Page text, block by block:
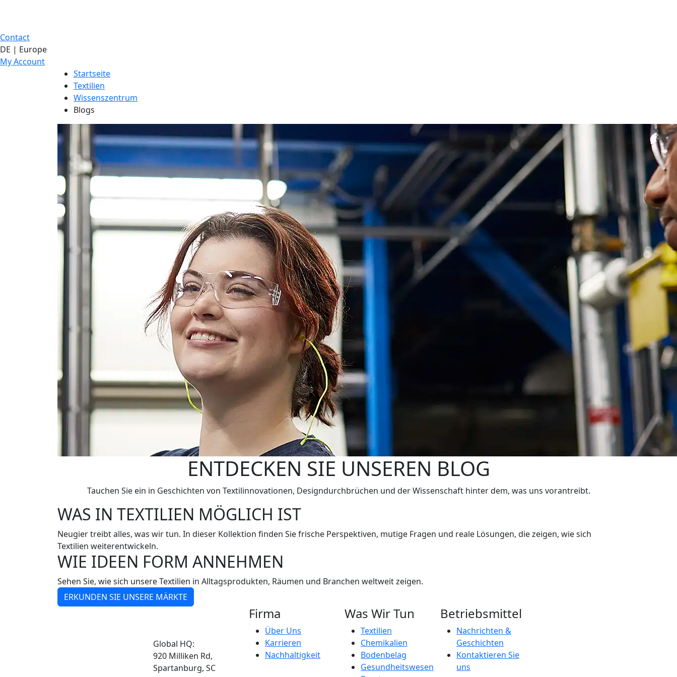
Contact
DE | Europe
My Account
Startseite
Textilien
Wissenszentrum
Blogs
ENTDECKEN SIE UNSEREN BLOG
Tauchen Sie ein in Geschichten von Textilinnovationen, Designdurchbrüchen und der Wissenschaft hinter dem, was uns vorantreibt.
WAS IN TEXTILIEN MÖGLICH IST
Neugier treibt alles, was wir tun. In dieser Kollektion finden Sie frische Perspektiven, mutige Fragen und reale Lösungen, die zeigen, wie sich
Textilien weiterentwickeln.
WIE IDEEN FORM ANNEHMEN
Sehen Sie, wie sich unsere Textilien in Alltagsprodukten, Räumen und Branchen weltweit zeigen.
ERKUNDEN SIE UNSERE MÄRKTE
Global HQ:
920 Milliken Rd,
Spartanburg, SC
Firma
Über Uns
Karrieren
Nachhaltigkeit
Was Wir Tun
Textilien
Chemikalien
Bodenbelag
Gesundheitswesen
Betriebsmittel
Nachrichten &
Geschichten
Kontaktieren Sie
uns